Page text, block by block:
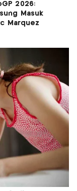
2026:
Masuk
Marquez